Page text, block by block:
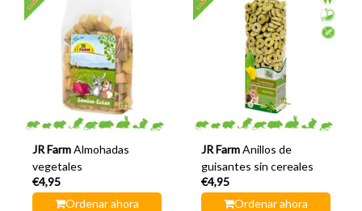
JR Farm Almohadas
vegetales
€4,95
Ordenar ahora
JR Farm Anillos de
guisantes sin cereales
€4,95
Ordenar ahora